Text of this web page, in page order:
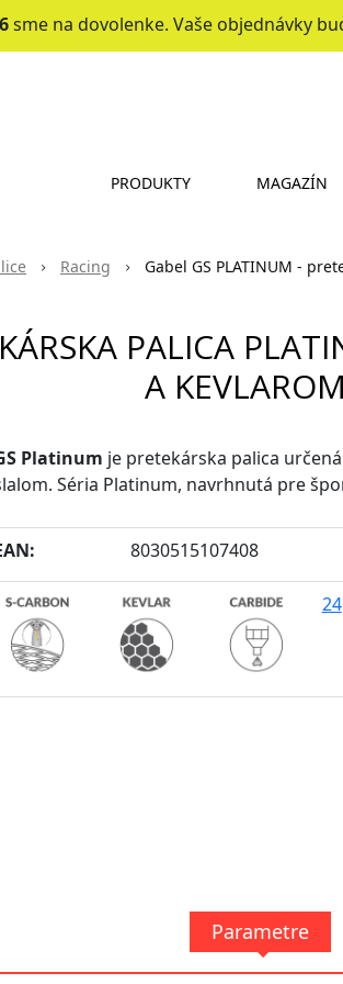
sme na dovolenke. Vaše objednávky
PRODUKTY MAGAZÍN
Racing Gabel GS PLATINUM -
PALICA
A KEVLAROM
Platinum je pretekárska palica
Séria Platinum, navrhnutá pre
8030515107408
24
Parametre